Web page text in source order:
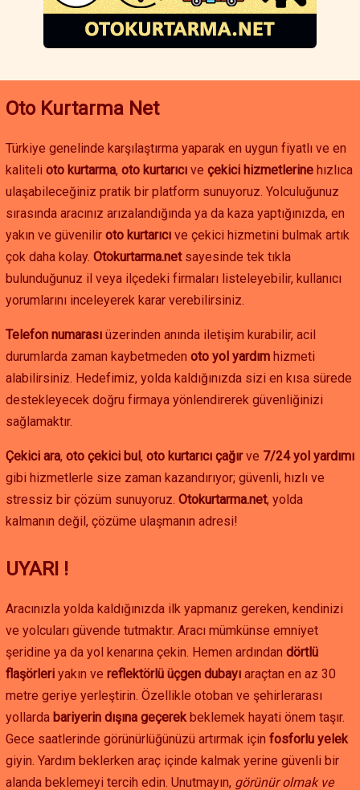
yerlerdir. Bu noktaları bilmek, yola çıkıp çıkmama kararını
vermenize ve bir sorun anında içinde bulunduğunuz durumun
ciddiyetini kavramanıza yardımcı olur.
Dünyanın En Tehlikeli Yollarından Biri: D-915 ve Derebaşı
Virajları:Bayburt'u Of üzerinden Karadeniz'e bağlayan bu
yol, uluslararası alanda "ölüm yolu" olarak anılır. Özellikle
olarak bilinen bölüm, bir tarafı sarp dağ,
diğer tarafı ise yüzlerce metrelik uçurum olan, güvenlik
bariyeri bulunmayan, stabilize ve son derece dar 29 keskin
virajdan oluşur. Bu yolda frenlerin patlaması, aracın
kayması veya bir arıza, doğrudan bir felaket anlamına gelir.
Buradan bir aracı kurtarmak, standart biroto kurtarma
operasyonu değil, dağcılık bilgisi gerektiren bir vinç
operasyonudur.
Doğu'nun Buzlu Duvarı: Kop Dağı Geçidi (Bayburt-Erzurum
zorlu geçitlerinden biri olan Kop Dağı, kış aylarında
metrelerce kar, amansız tipi ve şiddetli buzlanma
nedeniyle sık sık ulaşıma kapanır. Bu geçitte mahsur
kalmak, donma tehlikesiyle ve günlerce kurtarılmayı
beklemekle eş anlamlıdır. Burası,çekicihizmetinin bir
hayat kurtarma misyonuna dönüştüğü yerdir.
Batının Zorlu Eşiği: Vauk Dağı Geçidi (Bayburt-Gümüşhane
Yolu):
Gümüşhane'ye ulaşımı sağlayan bu geçit de kış
aylarında Kop Dağı'nı aratmayan zorluklar sunar. Yoğun
kar, tipi ve buzlanma nedeniyle bu geçitte yolda kalmak, en
yakın yerleşim yerine saatlerce uzakta olmak demektir.
Demirözü gibi ilçelerine ve sayısız köyüne ulaşan yollar,
Bu yollarda meydana gelen bir arıza, sürücüyü
medeniyetle tüm bağın kopma noktasına getiren ve
yardımın ulaşmasının günler sürebileceği bir durumdur.
Bu Bir Çekici Hizmeti Değil, Dağ Kurtarma Misyonudur:
Bayburt'un Zorlu Koşullarında Gerekli Olan Yol Yardım
Bayburt'un ekstrem coğrafyası, standart bir çekicinin tamamen
işlevsiz kaldığı, adeta bir arama-kurtarma operasyonu niteliğinde
müdahaleler gerektirir. Yanlış ekipmanla veya tecrübesiz bir
ekiple yapılacak bir müdahale, faciayla sonuçlanabilir.
Oto Kurtarma Net
Türkiye genelinde karşılaştırma yaparak en uygun fiyatlı ve en
kaliteli oto kurtarma, oto kurtarıcı ve çekici hizmetlerine hızlıca
ulaşabileceğiniz pratik bir platform sunuyoruz. Yolculuğunuz
sırasında aracınız arızalandığında ya da kaza yaptığınızda, en
yakın ve güvenilir oto kurtarıcı ve çekici hizmetini bulmak artık
çok daha kolay. Otokurtarma.netsayesinde tek tıkla
bulunduğunuz il veya ilçedeki firmaları listeleyebilir, kullanıcı
yorumlarını inceleyerek karar verebilirsiniz.
Telefon numarası üzerinden anında iletişim kurabilir, acil
durumlarda zaman kaybetmeden oto yol yardım hizmeti
alabilirsiniz. Hedefimiz, yolda kaldığınızda sizi en kısa sürede
destekleyecek doğru firmaya yönlendirerek güvenliğinizi
sağlamaktır.
Çekici ara, oto çekici bul, oto kurtarıcı çağırve 7/24 yol yardımı
gibi hizmetlerle size zaman kazandırıyor; güvenli, hızlı ve
stressiz bir çözüm sunuyoruz. Otokurtarma.net, yolda
kalmanın değil, çözüme ulaşmanın adresi!
UYARI !
Aracınızla yolda kaldığınızda ilk yapmanız gereken, kendinizi
ve yolcuları güvende tutmaktır. Aracı mümkünse emniyet
şeridine ya da yol kenarına çekin. Hemen ardından dörtlü
flaşörleri yakın ve reflektörlü üçgen dubayı araçtan en az 30
metre geriye yerleştirin. Özellikle otoban ve şehirlerarası
yollarda bariyerin dışına geçerek beklemek hayati önem taşır.
Gece saatlerinde görünürlüğünüzü artırmak için fosforlu yelek
giyin. Yardım beklerken araç içinde kalmak yerine güvenli bir
alanda beklemeyi tercih edin. Unutmayın, görünür olmak ve